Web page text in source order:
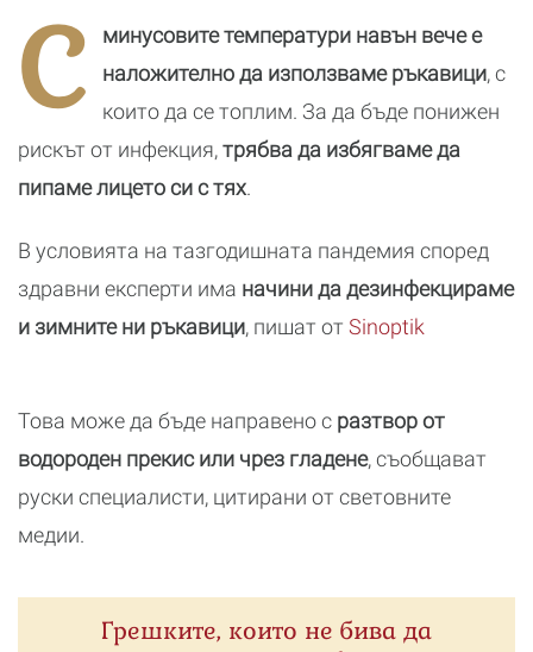
С
минусовите температури навън вече е
наложително да използваме ръкавици, с
които да се топлим. За да бъде понижен
рискът от инфекция,трябва да избягваме да
пипаме лицето си с тях.
В условията на тазгодишната пандемия според
здравни експерти има начини да дезинфекцираме
и зимните ни ръкавици, пишат от Sinoptik
Това може да бъде направено с разтвор от
водороден прекис или чрез гладене, съобщават
руски специалисти, цитирани от световните
медии.
Грешките, които не бива да